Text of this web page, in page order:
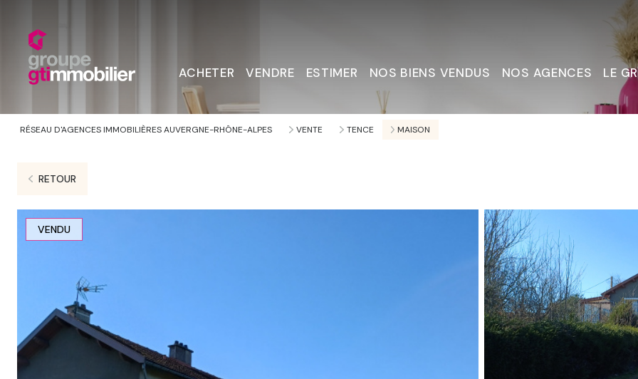
ACHETER VENDRE ESTIMER NOS BIENS VENDUS NOS AGENCES LE
Nous
RÉSEAU D'AGENCES IMMOBILIÈRES AUVERGNE-RHÔNE-ALPES VENTE TENCE MAISON
RETOUR
VENDU